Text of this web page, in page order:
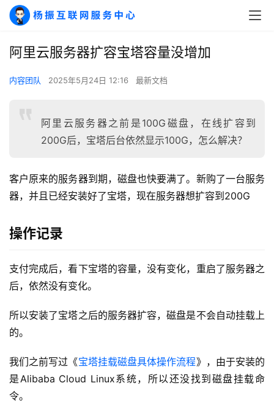
A
实
干
群
阿里云服务器扩容宝塔容量没增加
内容团队 2025年5月24日 12:16 最新文档
阿里云服务器之前是100G磁盘，在线扩容到
200G后，宝塔后台依然显示100G，怎么解决？
客户原来的服务器到期，磁盘也快要满了。新购了一台服务
器，并且已经安装好了宝塔，现在服务器想扩容到200G
操作记录
支付完成后，看下宝塔的容量，没有变化，重启了服务器之
后，依然没有变化。
所以安装了宝塔之后的服务器扩容，磁盘是不会自动挂载上
的。
我们之前写过《宝塔挂载磁盘具体操作流程》，由于安装的
是Alibaba Cloud Linux系统，所以还没找到磁盘挂载命
令。